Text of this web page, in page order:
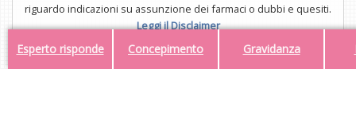
Esperto risponde Concepimento Gravidanza
riguardo indicazioni su assunzione dei farmaci o dubbi e quesiti.
Leggi il Disclaimer
UNISTAR Srl - Corso di Porta Nuova 3/A, 20121, Milano - P.IVA